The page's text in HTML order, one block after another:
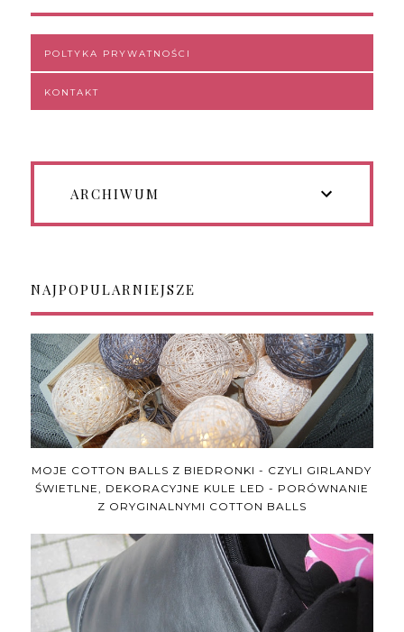
POLTYKA PRYWATNOŚCI
KONTAKT
ARCHIWUM
NAJPOPULARNIEJSZE
MOJE COTTON BALLS Z BIEDRONKI - CZYLI GIRLANDY
ŚWIETLNE, DEKORACYJNE KULE LED - PORÓWNANIE
Z ORYGINALNYMI COTTON BALLS